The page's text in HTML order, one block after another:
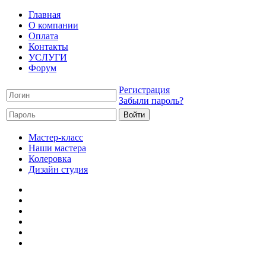
Главная
О компании
Оплата
Контакты
УСЛУГИ
Форум
Регистрация
Забыли пароль?
Мастер-класс
Наши мастера
Колеровка
Дизайн студия